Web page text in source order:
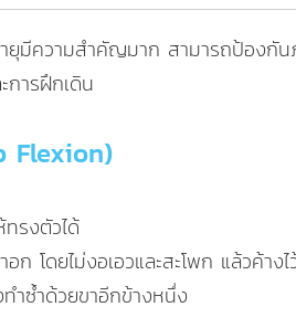
ยุมีความสำคัญมาก สามารถป้องกัน
การฝึกเดิน
Flexion)
ทรงตัวได้
ก โดยไม่งอเอวและสะโพก แล้วค้าง
ำซ้ำด้วยขาอีกข้างหนึ่ง